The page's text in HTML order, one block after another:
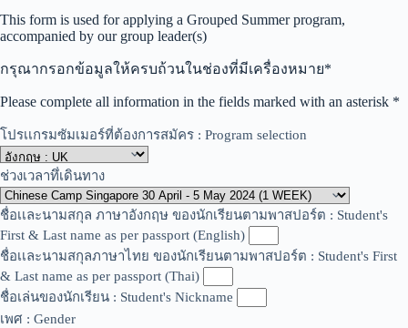
This form is used for applying a Grouped Summer program,
accompanied by our group leader(s)
กรุณากรอกข้อมูลให้ครบถ้วนในช่องที่มีเครื่องหมาย*
Please complete all information in the fields marked with an asterisk *
โปรเเกรมซัมเมอร์ที่ต้องการสมัคร : Program selection
ช่วงเวลาทึ่เดินทาง
ชื่อเเละนามสกุล ภาษาอังกฤษ ของนักเรียนตามพาสปอร์ต : Student's
First & Last name as per passport (English)
ชื่อเเละนามสกุลภาษาไทย ของนักเรียนตามพาสปอร์ต : Student's First
& Last name as per passport (Thai)
ชื่อเล่นของนักเรียน : Student's Nickname
เพศ : Gender